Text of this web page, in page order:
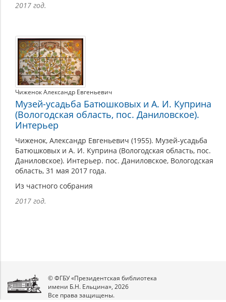
2017 год.
Чиженок Александр Евгеньевич
Музей-усадьба Батюшковых и А. И. Куприна
(Вологодская область, пос. Даниловское).
Интерьер
Чиженок, Александр Евгеньевич (1955). Музей-усадьба
Батюшковых и А. И. Куприна (Вологодская область, пос.
Даниловское). Интерьер. пос. Даниловское, Вологодская
область, 31 мая 2017 года.
Из частного собрания
2017 год.
© ФГБУ «Президентская библиотека
имени Б.Н. Ельцина», 2026
Все права защищены.